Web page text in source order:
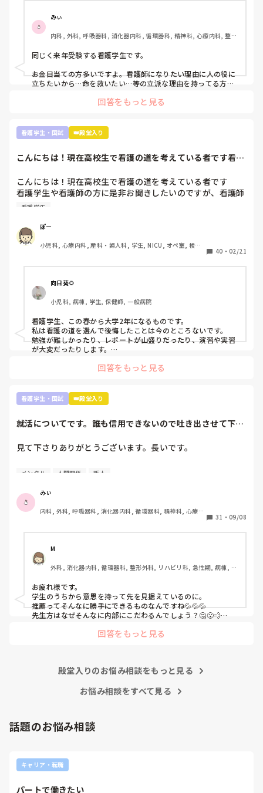
実習もつらくて。要領悪いので此間も実習中徹夜しました。
先生は睡眠時間が少ないのは知識がないからだと言われ、さ
らに自分の無能さを実感しました。
また、今こうやって音を上げていても、看護師になってから
の方が辛いし勉強量増えるなんて何回も聞きました。
本当に向いてません。もっと早く気づいておけばよかったで
うと悲しくて仕方ないです。
ます。
今、看護師として働いている方には本当に頭が上がりませ
べきでしょうか。アドバイス頂きたいです。よろしくお願い
します。
みぃ
内科, 外科, 呼吸器科, 消化器内科, 循環器科, 精神科, 心療内科, 整形
急科, 急性期, 超急性期, ICU, 新人ナース, 病棟, 神経内科, 脳神経外
科, 消化器外科, 一般病院, 慢性期, 回復期, 終末期, オペ室, 透析
同じく来年受験する看護学生です。
お金目当ての方多いですよ。看護師になりたい理由に人の役に
立ちたいから…命を救いたい…等の立派な理由を持ってる方は
すが、それでも実習の半分はオールしてます。そんなもんで
す。
看護師になって勉強量が増えるというより、今学んでいるもの
それに、自分の知り合いですが3ヶ月だけ病院で働き嫌になり
やめて、今はクリニックの外来でゆっくりのんびり看護師やっ
ている人もいます。お給料は悪くありません。病棟で働いてた
時とほぼ一緒です。夜勤もありませんし。
こういう道もありますよ。絶対病院で働かないと看護師の意味
がないという訳では無いです。
むしろ、実習で嫌な思いをもし実習先のせいでしたのなら、全
私は看護師に向いてる人は、人の話を聞いて自分の中で整理し
アウトプットできる人だと思います。主様が向いているかは文
面上では分かりません。少なくとも実習中徹夜するくらい患者
さんのこと、指導されたことを思い勉強しているのは強みだと
思います。いいことです。
これくらいしか言えないです。お役に立てるかわかりません
が…月並みなアドバイスですみません。
回答をもっと見る
看護学生・国試 👑殿堂入り
こんにちは！現在高校生で看護の道を考えている者です看護
こんにちは！現在高校生で看護の道を考えている者です
看護学生や看護師の方に是非お聞きしたいのですが、看護師
になって後悔していたりやめとけばよかったと思いますか？
色々と将来に不安が多く是非教えて頂きたいです！
看護学生
ぽー
小児科, 心療内科, 産科・婦人科, 学生, NICU, オペ室, 検
40 ・ 02/21
向日葵🌻
小児科, 病棟, 学生, 保健師, 一般病院
看護学生、この春から大学2年になるものです。
私は看護の道を選んで後悔したことは今のところないです。
勉強が難しかったり、レポートが山盛りだったり、演習や実習
が大変だったりします。
患者さんの不安なことに寄り添って少しでも解決できたらなっ
て思ってるから😌
会った看護師さんのようになりたいって思って頑張ってます。
が。
自分が看護に向いてる向いてないじゃなくて、看護に携わりた
が…)
も現役看護師さんの意見知りたいです。
回答をもっと見る
看護学生・国試 👑殿堂入り
就活についてです。誰も信用できないので吐き出させて下さ
見て下さりありがとうございます。長いです。
①グループ系列の専門学校に行っています。
に頑張って3年生になったところです。外部の受験を考えて
いることは1年生の時から担任･就職担当の事務に伝えていま
した。
ています。第1志望はB病院です。
①-③を前提として読んで頂きたいです。
インターンシップに行ってから何処に就職したいのか決めた
いという考えが私にあり、気になっている病院(B病院)のイ
ンターンシップに行けたのが8月中旬でした。とてもいい所
で、内部の病院がどれだけ古い考え方で人間関係が終わって
確実に受かるのに外部も受けるメリットなんてあるの？」と
望として考えています。ただ、人気で倍率が高く小論文の試
験もあって受かる確率が低いため、滑り止めとして内部も受
メンタル 人間関係 新人
みぃ
内科, 外科, 呼吸器科, 消化器内科, 循環器科, 精神科, 心療内
棟, 神経内科, 脳神経外科, 消化器外科, 一般病院, 慢性期, 回
31 ・ 09/08
M
外科, 消化器内科, 循環器科, 整形外科, リハビリ科, 急性期, 病棟, 消
お疲れ様です。
学生のうちから意思を持って先を見据えているのに。
推薦ってそんなに勝手にできるものなんですね💦💦💦
先生方はなぜそんなに内部にこだわるんでしょう？🤔😮‍💨
学校には話は通じない気がしますね💦
回答をもっと見る
殿堂入りのお悩み相談をもっと見る
お悩み相談をすべて見る
話題のお悩み相談
キャリア・転職
パートで働きたい